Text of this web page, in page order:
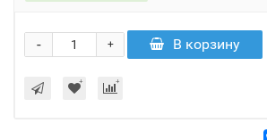
+
- В корзину